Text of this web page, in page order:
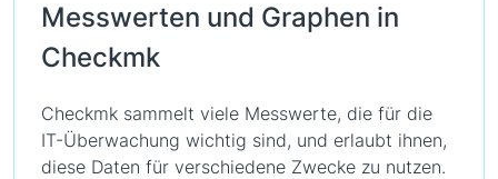
Messwerten und Graphen in
Checkmk
Checkmk sammelt viele Messwerte, die für die
IT-Überwachung wichtig sind, und erlaubt ihnen,
diese Daten für verschiedene Zwecke zu nutzen.